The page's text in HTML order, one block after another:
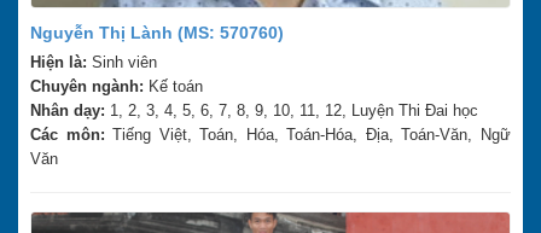
Nguyễn Thị Lành (MS: 570760)
Hiện là: Sinh viên
Chuyên ngành: Kế toán
Nhân dạy: 1, 2, 3, 4, 5, 6, 7, 8, 9, 10, 11, 12, Luyện Thi Đai học
Các môn: Tiếng Việt, Toán, Hóa, Toán-Hóa, Địa, Toán-Văn, Ngữ
Văn